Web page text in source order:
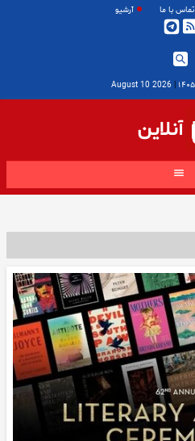
تماس با ما آرشیو
|
2026 August 10
آنلاین